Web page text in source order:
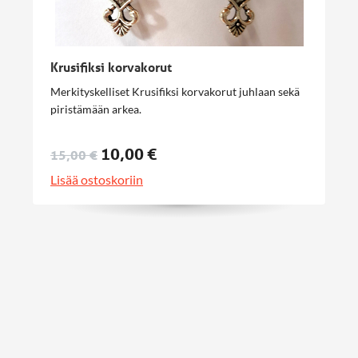
Krusifiksi korvakorut
Merkityskelliset Krusifiksi korvakorut juhlaan sekä
piristämään arkea.
15,00 € 10,00 €
Lisää ostoskoriin